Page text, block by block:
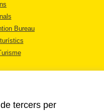
Bureau
tercers per